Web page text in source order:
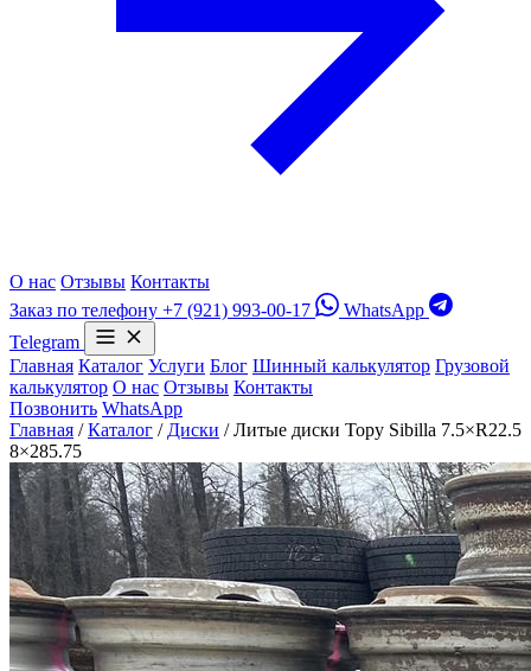
О нас Отзывы Контакты
Заказ по телефону +7 (921) 993-00-17
WhatsApp
Telegram
Главная Каталог Услуги Блог Шинный калькулятор Грузовой
калькулятор О нас Отзывы Контакты
Позвонить WhatsApp
Главная / Каталог / Диски / Литые диски Topy Sibilla 7.5×R22.5
8×285.75